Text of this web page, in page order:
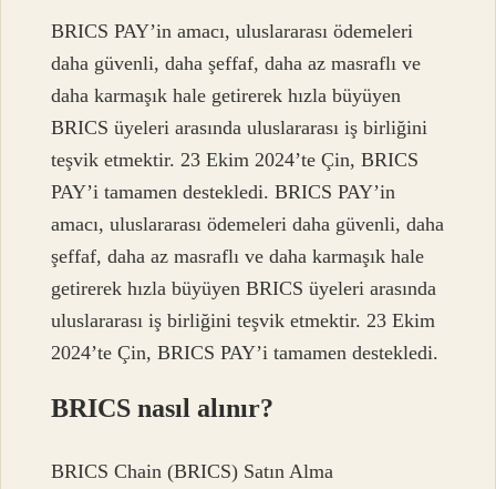
BRICS PAY’in amacı, uluslararası ödemeleri
daha güvenli, daha şeffaf, daha az masraflı ve
daha karmaşık hale getirerek hızla büyüyen
BRICS üyeleri arasında uluslararası iş birliğini
teşvik etmektir. 23 Ekim 2024’te Çin, BRICS
PAY’i tamamen destekledi. BRICS PAY’in
amacı, uluslararası ödemeleri daha güvenli, daha
şeffaf, daha az masraflı ve daha karmaşık hale
getirerek hızla büyüyen BRICS üyeleri arasında
uluslararası iş birliğini teşvik etmektir. 23 Ekim
2024’te Çin, BRICS PAY’i tamamen destekledi.
BRICS nasıl alınır?
BRICS Chain (BRICS) Satın Alma